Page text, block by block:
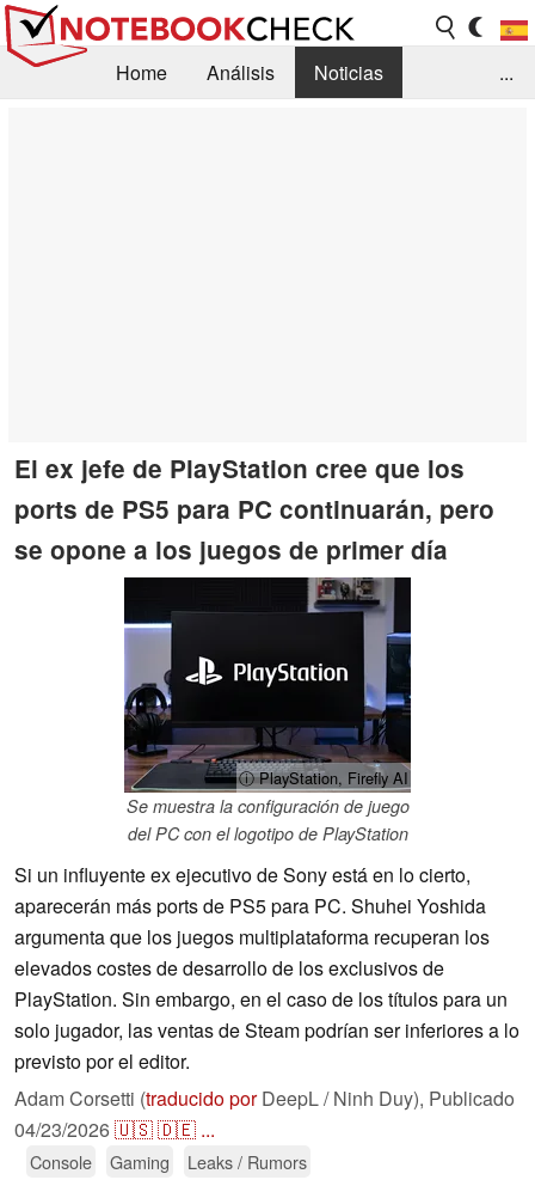
Home Análisis
Noticias
...
El ex jefe de PlayStation cree que los
ports de PS5 para PC continuarán, pero
se opone a los juegos de primer día
ⓘ PlayStation, Firefly AI
Se muestra la configuración de juego
del PC con el logotipo de PlayStation
Si un influyente ex ejecutivo de Sony está en lo cierto,
aparecerán más ports de PS5 para PC. Shuhei Yoshida
argumenta que los juegos multiplataforma recuperan los
elevados costes de desarrollo de los exclusivos de
PlayStation. Sin embargo, en el caso de los títulos para un
solo jugador, las ventas de Steam podrían ser inferiores a lo
previsto por el editor.
Adam Corsetti (traducido porDeepL / Ninh Duy), Publicado
04/23/2026🇺🇸🇩🇪 ...
Console Gaming Leaks / Rumors